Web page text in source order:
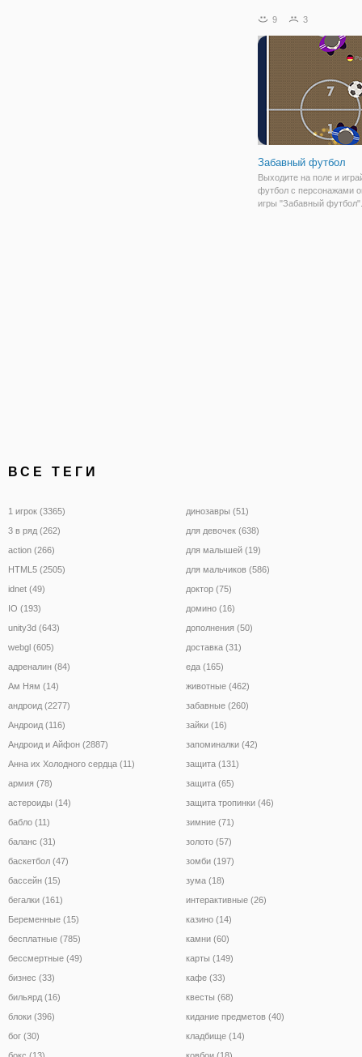
клавишу Esc для меню,
контрольной точки.
можете
9 3
Забавный футбол
Выходите на поле и
футбол с персонажами
игры "Забавный
ВСЕ ТЕГИ
1 игрок (3365)
3 в ряд (262)
action (266)
HTML5 (2505)
idnet (49)
IO (193)
unity3d (643)
webgl (605)
адреналин (84)
Ам Ням (14)
андроид (2277)
Андроид (116)
Андроид и Айфон (2887)
Анна их Холодного сердца (11)
армия (78)
астероиды (14)
бабло (11)
баланс (31)
баскетбол (47)
бассейн (15)
бегалки (161)
Беременные (15)
бесплатные (785)
бессмертные (49)
бизнес (33)
бильярд (16)
блоки (396)
бог (30)
бокс (13)
динозавры (51)
для девочек (638)
для малышей (19)
для мальчиков (586)
доктор (75)
домино (16)
дополнения (50)
доставка (31)
еда (165)
животные (462)
забавные (260)
зайки (16)
запоминалки (42)
защита (131)
защита (65)
защита тропинки (46)
зимние (71)
золото (57)
зомби (197)
зума (18)
интерактивные (26)
казино (14)
камни (60)
карты (149)
кафе (33)
квесты (68)
кидание предметов (40)
кладбище (14)
ковбои (18)